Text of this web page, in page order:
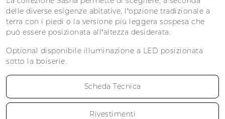
delle diverse esigenze abitative, l’opzione tradizionale a
terra con i piedi o la versione più leggera sospesa che
può essere posizionata all’altezza desiderata.
Optional disponibile illuminazione a LED posizionata
sotto la boiserie.
Scheda Tecnica
Rivestimenti